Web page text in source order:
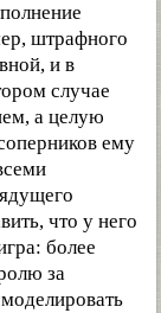
штрафного
и в
случае
а целую
ему
что у него
более
за